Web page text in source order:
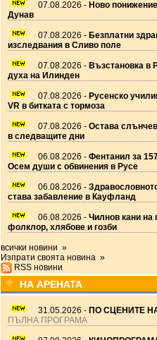
07.08.2026 - Ново
Дунав
07.08.2026 - Безплатни
изследвания в Сливо поле
07.08.2026 - Възстановка в
духа на Илинден
07.08.2026 - Русенско
VR в битката с тормоза
07.08.2026 - Остава
в следващите дни
06.08.2026 - Фентанил за
Осем души с обвинения в Русе
06.08.2026 -
става забавление в Кауфланд
06.08.2026 - Чилнов кани на
фолклор, хлябове и гозби
всички новини »
Изпрати своята новина »
RSS новини
НА АРЕНАТА
31.05.2026 - ПО СЦЕНИТЕ
ПЪЛНА ПРОГРАМА